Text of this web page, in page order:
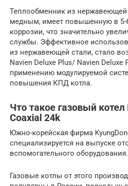
Теплообменник из
медным, имеет повышенную в 5-
коррозии, что значительно
службы. Эффективное
из нержавеющей стали, стало
Navien Deluxe Plus/ Navien Deluxe
применению модулируемой
повышения КПД котла.
Что такое газовый котел
Coaxial 24k
Южно-корейская фирма
специализируется на выпуске
вспомогательного оборудования.
Газовые котлы от этого